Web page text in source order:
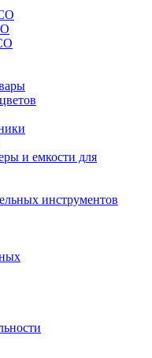
и емкости для
инструментов